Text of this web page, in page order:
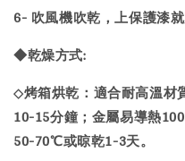
6- 吹風機吹乾，上保護漆就
◆乾燥方式:
◇烤箱烘乾：適合耐高溫
10-15分鐘；金屬易導熱
50-70℃或晾乾1-3天。